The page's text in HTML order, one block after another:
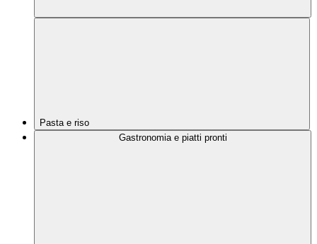
Pasta e riso
Gastronomia e piatti pronti